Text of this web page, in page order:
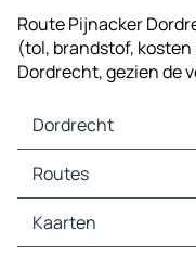
Route Pijnacker
(tol, brandstof,
Dordrecht, gezien de
Dordrecht
Dordrecht Kaarten
Dordrecht Verkeer
Dordrecht Hotels
Dordrecht Restaurants
Routes
Routes Dordrecht -
Routes Dordrecht -
Kaarten